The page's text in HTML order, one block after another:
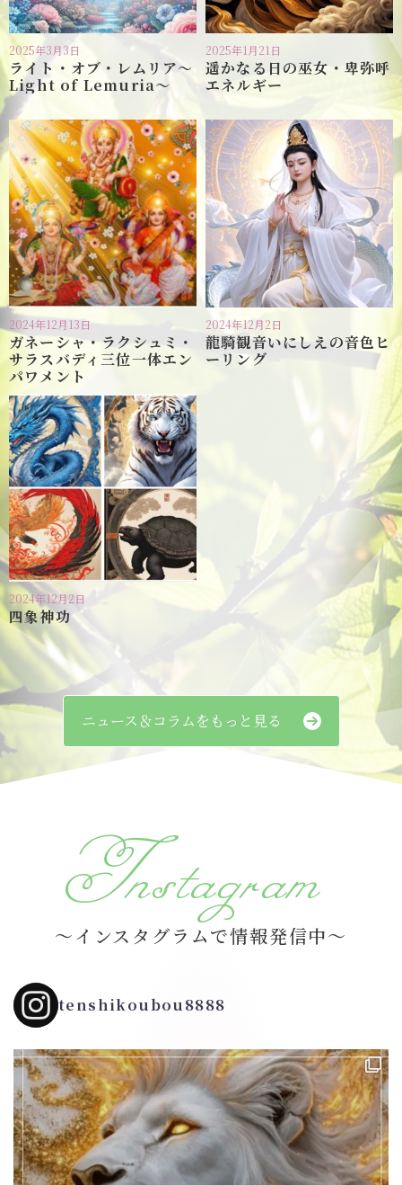
2025年3月3日
ライト・オブ・レムリア〜
Light of Lemuria〜
2025年1月21日
遥かなる日の巫女・卑弥呼
エネルギー
2024年12月13日
ガネーシャ・ラクシュミ・
サラスバディ三位一体エン
パワメント
2024年12月2日
龍騎観音いにしえの音色ヒ
ーリング
2024年12月2日
四象神功
ニュース＆コラムをもっと見る
Instagram
～インスタグラムで情報発信中～
tenshikoubou8888